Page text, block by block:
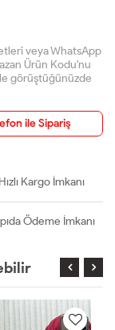
veya WhatsApp
Ürün Kodu'nu
görüştüğünüzde
ile Sipariş
Hızlı Kargo İmkanı
Ödeme İmkanı